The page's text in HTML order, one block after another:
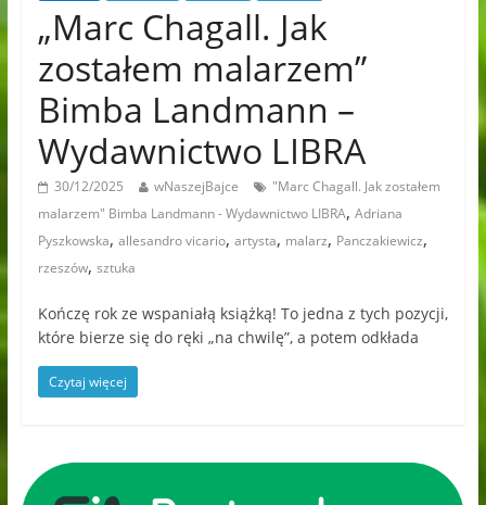
„Marc Chagall. Jak
zostałem malarzem”
Bimba Landmann –
Wydawnictwo LIBRA
30/12/2025 wNaszejBajce
"Marc Chagall. Jak zostałem
malarzem" Bimba Landmann - Wydawnictwo LIBRA, Adriana
Pyszkowska, allesandro vicario, artysta, malarz, Panczakiewicz,
rzeszów, sztuka
Kończę rok ze wspaniałą książką! To jedna z tych pozycji,
które bierze się do ręki „na chwilę”, a potem odkłada
Czytaj więcej